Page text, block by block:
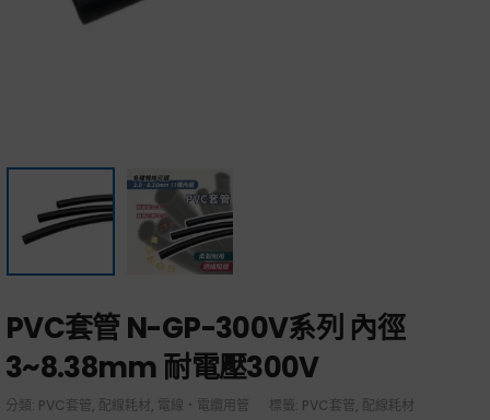
PVC套管 N-GP-300V系列 內徑
3~8.38mm 耐電壓300V
分類: PVC套管, 配線耗材 , 電線・電纜用管 標籤: PVC套管, 配線耗材